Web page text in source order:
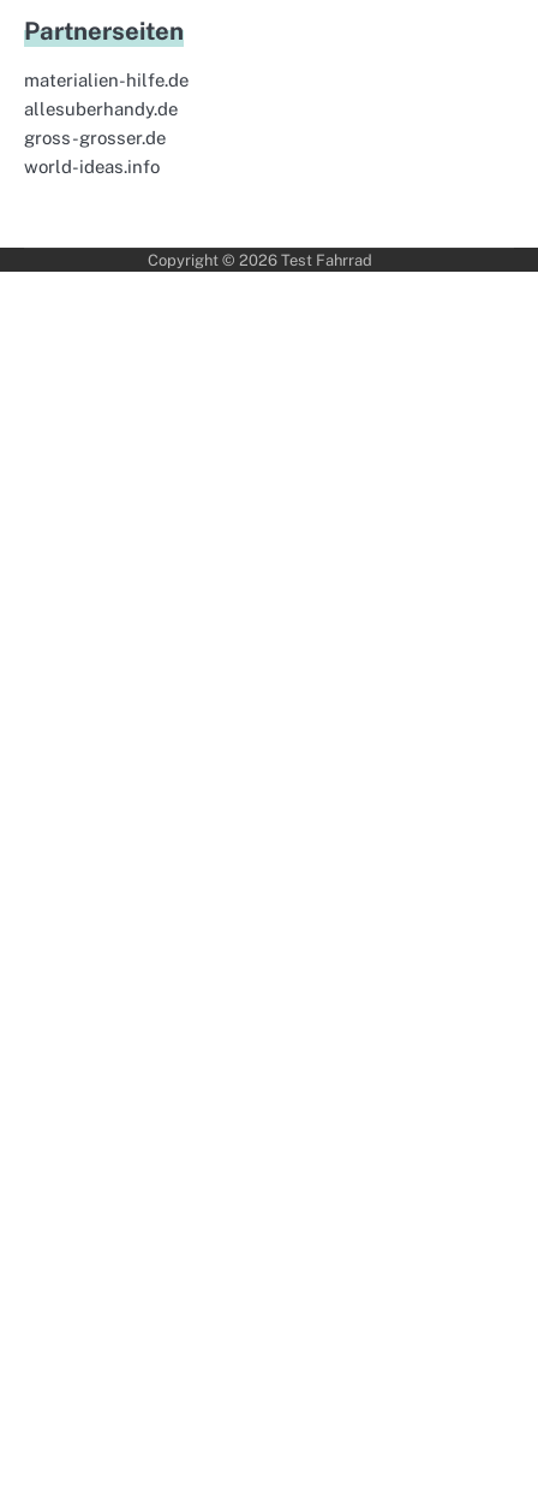
Partnerseiten
materialien-hilfe.de
allesuberhandy.de
gross-grosser.de
world-ideas.info
Copyright © 2026 Test Fahrrad